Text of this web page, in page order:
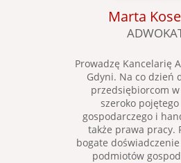
Marta
Prowadzę Kancelarię
Gdyni. Na co dzień
przedsiębiorcom
szeroko
gospodarczego i
także prawa pracy.
bogate doświadczenie
podmiotów